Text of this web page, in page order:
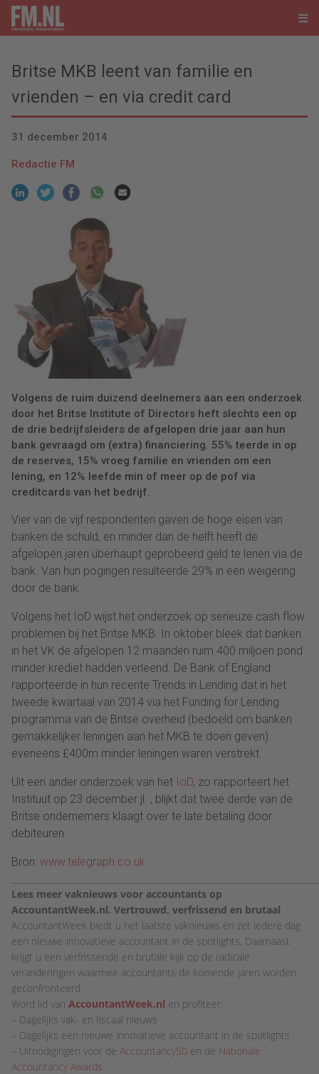
Britse MKB leent van familie en
vrienden – en via credit card
31 december 2014
Redactie FM
Volgens de ruim duizend deelnemers aan een onderzoek
door het Britse Institute of Directors heft slechts een op
de drie bedrijfsleiders de afgelopen drie jaar aan hun
bank gevraagd om (extra) financiering. 55% teerde in op
de reserves, 15% vroeg familie en vrienden om een
lening, en 12% leefde min of meer op de pof via
creditcards van het bedrijf.
Vier van de vijf respondenten gaven de hoge eisen van
banken de schuld, en minder dan de helft heeft de
afgelopen jaren überhaupt geprobeerd geld te lenen via de
bank. Van hun pogingen resulteerde 29% in een weigering
door de bank.
Volgens het IoD wijst het onderzoek op serieuze cash flow
problemen bij het Britse MKB. In oktober bleek dat banken
in het VK de afgelopen 12 maanden ruim 400 miljoen pond
minder krediet hadden verleend. De Bank of England
rapporteerde in hun recente Trends in Lending dat in het
tweede kwartaal van 2014 via het Funding for Lending
programma van de Britse overheid (bedoeld om banken
gemakkelijker leningen aan het MKB te doen geven)
eveneens £400m minder leningen waren verstrekt.
Uit een ander onderzoek van het IoD, zo rapporteert het
Instituut op 23 december jl. , blijkt dat twee derde van de
Britse ondernemers klaagt over te late betaling door
debiteuren.
Bron: www.telegraph.co.uk
Lees meer vaknieuws voor accountants op
AccountantWeek.nl. Vertrouwd, verfrissend en brutaal
AccountantWeek biedt u het laatste vaknieuws en zet iedere dag
een nieuwe innovatieve accountant in de spotlights. Daarnaast
krijgt u een verfrissende en brutale kijk op de radicale
veranderingen waarmee accountants de komende jaren worden
geconfronteerd.
Word lid van AccountantWeek.nl en profiteer:
– Dagelijks vak- en fiscaal nieuws
– Dagelijks een nieuwe innovatieve accountant in de spotlights
– Uitnodigingen voor de Accountancy50 en de Nationale
Accountancy Awards